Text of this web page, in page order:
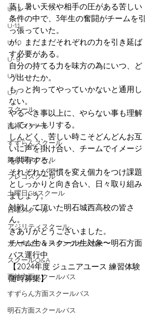
U-12
U-11
U-10
U-９
U-8
U-7
スクール
西神スクール
すずらんスクール
舞多聞スクール
プレゴスクール
土曜日GKスクール
日曜スクール
アジリティスクール
大人向けウォーキングサッカー
スクールQ&A
西神方面スクールバス
すずらん方面スクールバス
明石方面スクールバス
蒸し暑い天候や相手の圧がある苦しい
条件の中で、3年生の奮闘がチームを引
っ張っていた。
が、まだまだそれぞれの力を引き延ば
す必要がある。
自分の持てる力を味方の為にいつ、ど
う出せたか。
もっと拘ってやっていかないと通用し
ない。
やるべき事以上に、やらない事も理解
してハッキリする。
しんどく、苦しい時こそどんどんお互
いに声を掛け合い、チームでイメージ
を共有する。
それぞれが習慣を変え個力をつけ課題
としっかりと向き合い、日々取り組み
ましょう。
対戦して頂いた明石城西高校の皆さ
ん。
きありがとうございました。
チーム生＆スクール生対象〜明石方面
バス運行中
【2024年度 ジュニアユース 練習体験
随時募集】